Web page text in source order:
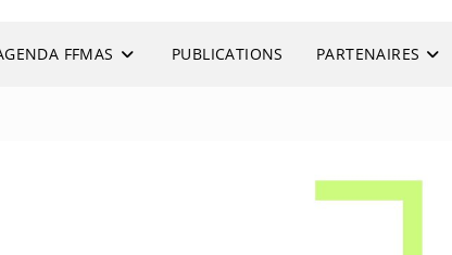
FFMAS PUBLICATIONS PARTENAIRES